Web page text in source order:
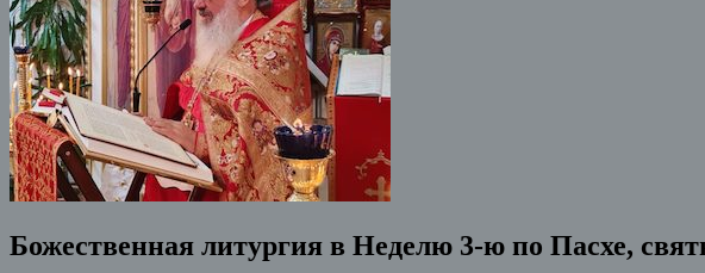
Божественная литургия в Неделю 3-ю по Пасхе,